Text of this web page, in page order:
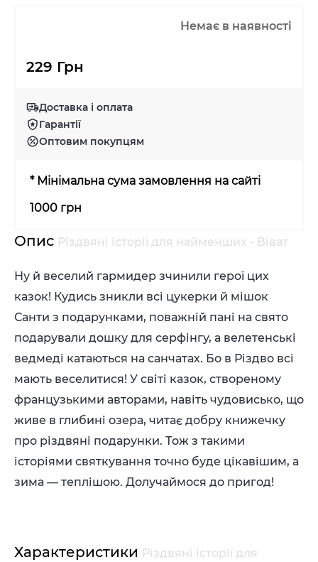
Немає в наявності
229 Грн
Доставка і оплата
Гарантії
Оптовим покупцям
* Мінімальна сума замовлення на сайті
1000 грн
Опис Різдвяні історії для найменших - Віват
Ну й веселий гармидер зчинили герої цих
казок! Кудись зникли всі цукерки й мішок
Санти з подарунками, поважній пані на свято
подарували дошку для серфінгу, а велетенські
ведмеді катаються на санчатах. Бо в Різдво всі
мають веселитися! У світі казок, створеному
французькими авторами, навіть чудовисько, що
живе в глибині озера, читає добру книжечку
про різдвяні подарунки. Тож з такими
історіями святкування точно буде цікавішим, а
зима — теплішою. Долучаймося до пригод!
Характеристики Різдвяні історії для